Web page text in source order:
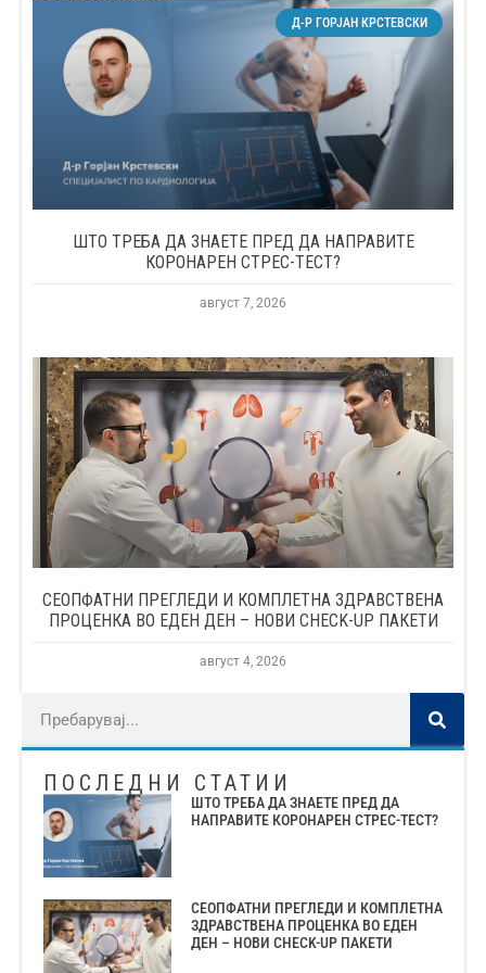
Д-Р ГОРЈАН КРСТЕВСКИ
ШТО ТРЕБА ДА ЗНАЕТЕ ПРЕД ДА НАПРАВИТЕ
КОРОНАРЕН СТРЕС-ТЕСТ?
август 7, 2026
СЕОПФАТНИ ПРЕГЛЕДИ И КОМПЛЕТНА ЗДРАВСТВЕНА
ПРОЦЕНКА ВО ЕДЕН ДЕН – НОВИ CHECK-UP ПАКЕТИ
август 4, 2026
ПОСЛЕДНИ СТАТИИ
ШТО ТРЕБА ДА ЗНАЕТЕ ПРЕД ДА
НАПРАВИТЕ КОРОНАРЕН СТРЕС-ТЕСТ?
СЕОПФАТНИ ПРЕГЛЕДИ И КОМПЛЕТНА
ЗДРАВСТВЕНА ПРОЦЕНКА ВО ЕДЕН
ДЕН – НОВИ CHECK-UP ПАКЕТИ